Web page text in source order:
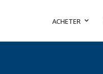
ACHETER